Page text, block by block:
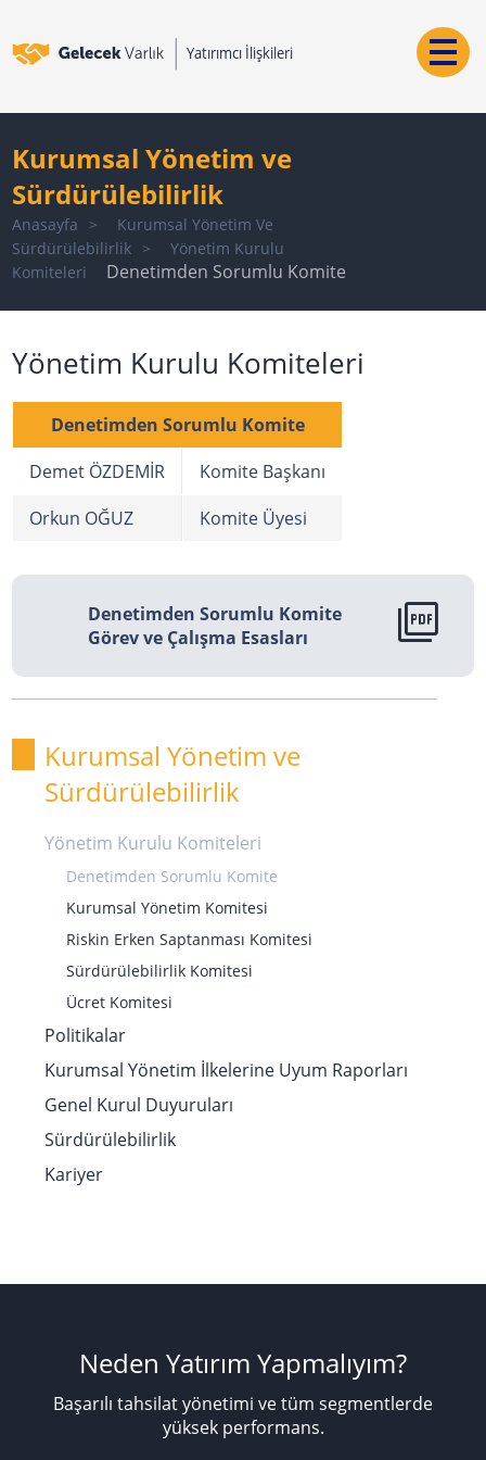
Kurumsal Yönetim ve
Sürdürülebilirlik
Anasayfa
Kurumsal Yönetim Ve
Sürdürülebilirlik
Yönetim Kurulu
Komiteleri
Denetimden Sorumlu Komite
Yönetim Kurulu Komiteleri
Denetimden Sorumlu Komite
Demet ÖZDEMİR
Komite Başkanı
Orkun OĞUZ
Komite Üyesi
Denetimden Sorumlu Komite
Görev ve Çalışma Esasları
picture_as_pdf
Kurumsal Yönetim ve
Sürdürülebilirlik
Yönetim Kurulu Komiteleri
Denetimden Sorumlu Komite
Kurumsal Yönetim Komitesi
Riskin Erken Saptanması Komitesi
Sürdürülebilirlik Komitesi
Ücret Komitesi
Politikalar
Kurumsal Yönetim İlkelerine Uyum Raporları
Genel Kurul Duyuruları
Sürdürülebilirlik
Kariyer
Neden Yatırım Yapmalıyım?
Başarılı tahsilat yönetimi ve tüm segmentlerde
yüksek performans.